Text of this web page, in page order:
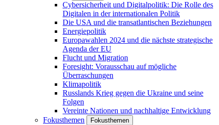
Cybersicherheit und Digitalpolitik: Die Rolle des
Digitalen in der internationalen Politik
Die USA und die transatlantischen Beziehungen
Energiepolitik
Europawahlen 2024 und die nächste strategische
Agenda der EU
Flucht und Migration
Foresight: Vorausschau auf mögliche
Überraschungen
Klimapolitik
Russlands Krieg gegen die Ukraine und seine
Folgen
Vereinte Nationen und nachhaltige Entwicklung
Fokusthemen
Fokusthemen